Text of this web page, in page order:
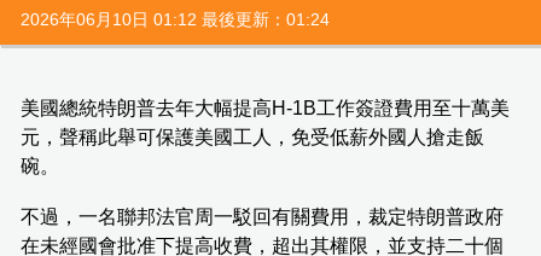
2026年06月10日 01:12 最後更新：01:24
美國總統特朗普去年大幅提高H-1B工作簽證費用至十萬美
元，聲稱此舉可保護美國工人，免受低薪外國人搶走飯
碗。
不過，一名聯邦法官周一駁回有關費用，裁定特朗普政府
在未經國會批准下提高收費，超出其權限，並支持二十個